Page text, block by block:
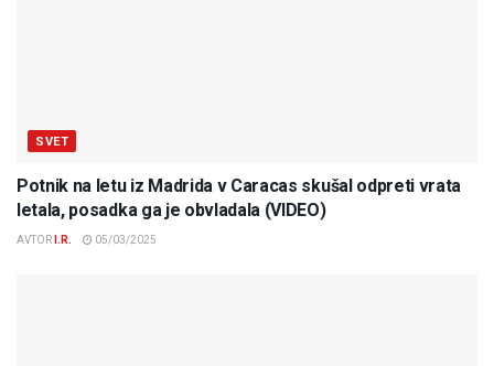
SVET
Potnik na letu iz Madrida v Caracas skušal odpreti vrata
letala, posadka ga je obvladala (VIDEO)
AVTOR I.R. 05/03/2025